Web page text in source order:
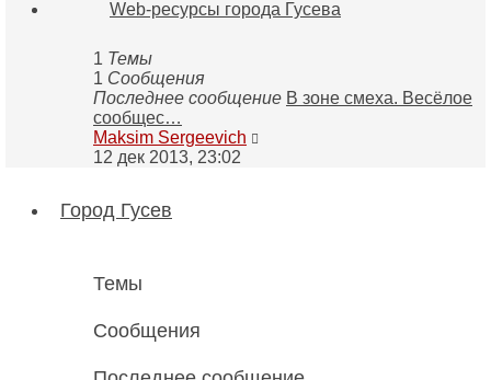
сообщению
Web-ресурсы города Гусева
1 Темы
1 Сообщения
Последнее сообщение В зоне смеха. Весёлое
сообщес…
Maksim Sergeevich
12 дек 2013, 23:02
Город Гусев
Темы
Сообщения